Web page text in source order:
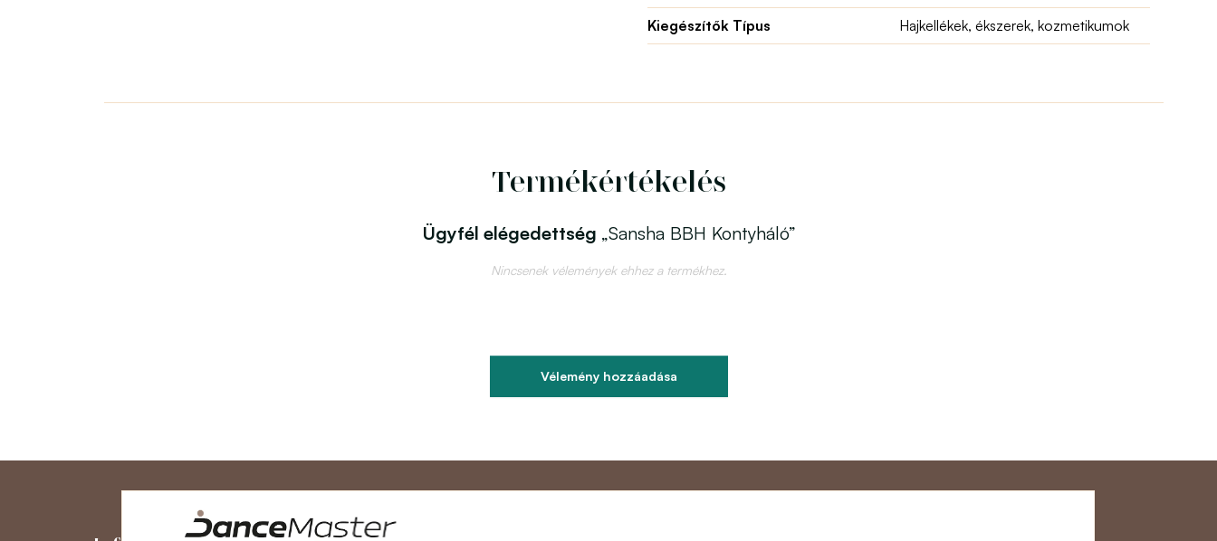
Kiegészítők Típus
Hajkellékek, ékszerek, kozmetikumok
Termékértékelés
Ügyfél elégedettség „Sansha BBH Kontyháló”
Nincsenek vélemények ehhez a termékhez.
Vélemény hozzáadása